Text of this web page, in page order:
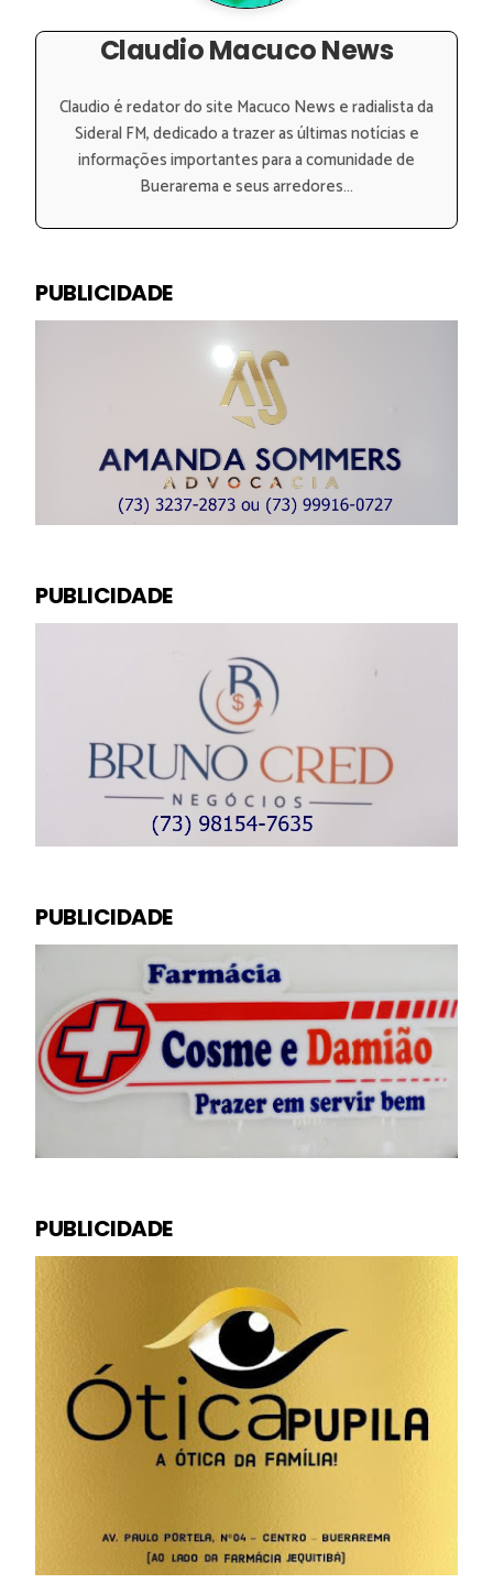
Claudio Macuco News
Claudio é redator do site Macuco News e radialista da
Sideral FM, dedicado a trazer as últimas notícias e
informações importantes para a comunidade de
Buerarema e seus arredores...
PUBLICIDADE
PUBLICIDADE
PUBLICIDADE
PUBLICIDADE